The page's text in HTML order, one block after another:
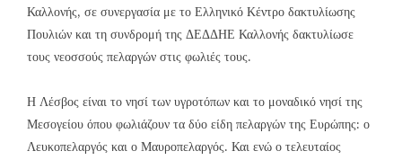
Καλλονής, σε συνεργασία με το Ελληνικό Κέντρο δακτυλίωσης
Πουλιών και τη συνδρομή της ΔΕΔΔΗΕ Καλλονής δακτυλίωσε
τους νεοσσούς πελαργών στις φωλιές τους.
Η Λέσβος είναι το νησί των υγροτόπων και το μοναδικό νησί της
Μεσογείου όπου φωλιάζουν τα δύο είδη πελαργών της Ευρώπης: ο
Λευκοπελαργός και ο Μαυροπελαργός. Και ενώ ο τελευταίος